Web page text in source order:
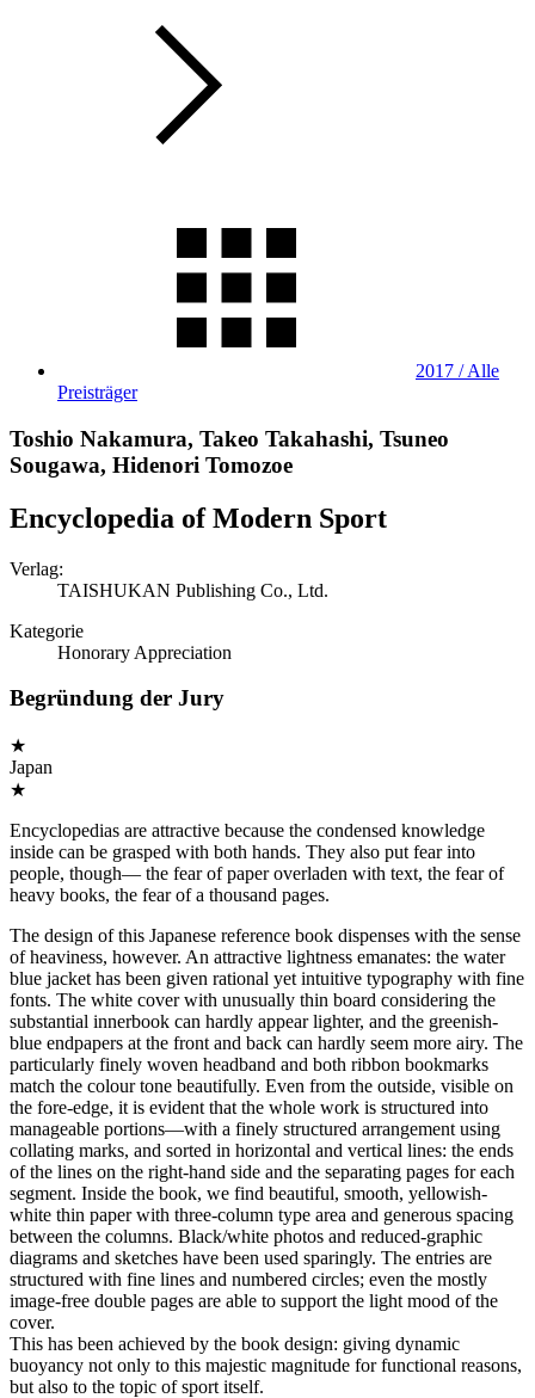
2017 / Alle
Preisträger
Toshio Nakamura, Takeo Takahashi, Tsuneo
Sougawa, Hidenori Tomozoe
Encyclopedia of Modern Sport
Verlag:
TAISHUKAN Publishing Co., Ltd.
Kategorie
Honorary Appreciation
Begründung der Jury
★
Japan
★
Encyclopedias are attractive because the condensed knowledge
inside can be grasped with both hands. They also put fear into
people, though— the fear of paper overladen with text, the fear of
heavy books, the fear of a thousand pages.
The design of this Japanese reference book dispenses with the sense
of heaviness, however. An attractive lightness emanates: the water
blue jacket has been given rational yet intuitive typography with fine
fonts. The white cover with unusually thin board considering the
substantial innerbook can hardly appear lighter, and the greenish-
blue endpapers at the front and back can hardly seem more airy. The
particularly finely woven headband and both ribbon bookmarks
match the colour tone beautifully. Even from the outside, visible on
the fore-edge, it is evident that the whole work is structured into
manageable portions—with a finely structured arrangement using
collating marks, and sorted in horizontal and vertical lines: the ends
of the lines on the right-hand side and the separating pages for each
segment. Inside the book, we find beautiful, smooth, yellowish-
white thin paper with three-column type area and generous spacing
between the columns. Black/white photos and reduced-graphic
diagrams and sketches have been used sparingly. The entries are
structured with fine lines and numbered circles; even the mostly
image-free double pages are able to support the light mood of the
cover.
This has been achieved by the book design: giving dynamic
buoyancy not only to this majestic magnitude for functional reasons,
but also to the topic of sport itself.